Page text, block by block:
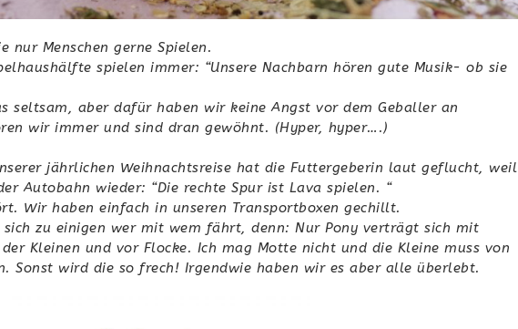
nur Menschen gerne Spielen.
spielen immer: “Unsere Nachbarn hören gute Musik- ob sie
seltsam, aber dafür haben wir keine Angst vor dem Geballer an
wir immer und sind dran gewöhnt. (Hyper, hyper….)
jährlichen Weihnachtsreise hat die Futtergeberin laut geflucht, weil
Autobahn wieder: “Die rechte Spur ist Lava spielen. “
Wir haben einfach in unseren Transportboxen gechillt.
zu einigen wer mit wem fährt, denn: Nur Pony verträgt sich mit
Kleinen und vor Flocke. Ich mag Motte nicht und die Kleine muss von
Sonst wird die so frech! Irgendwie haben wir es aber alle überlebt.